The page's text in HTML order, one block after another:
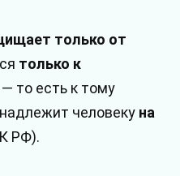
только от
только к
— то есть к тому
человеку на
РФ).